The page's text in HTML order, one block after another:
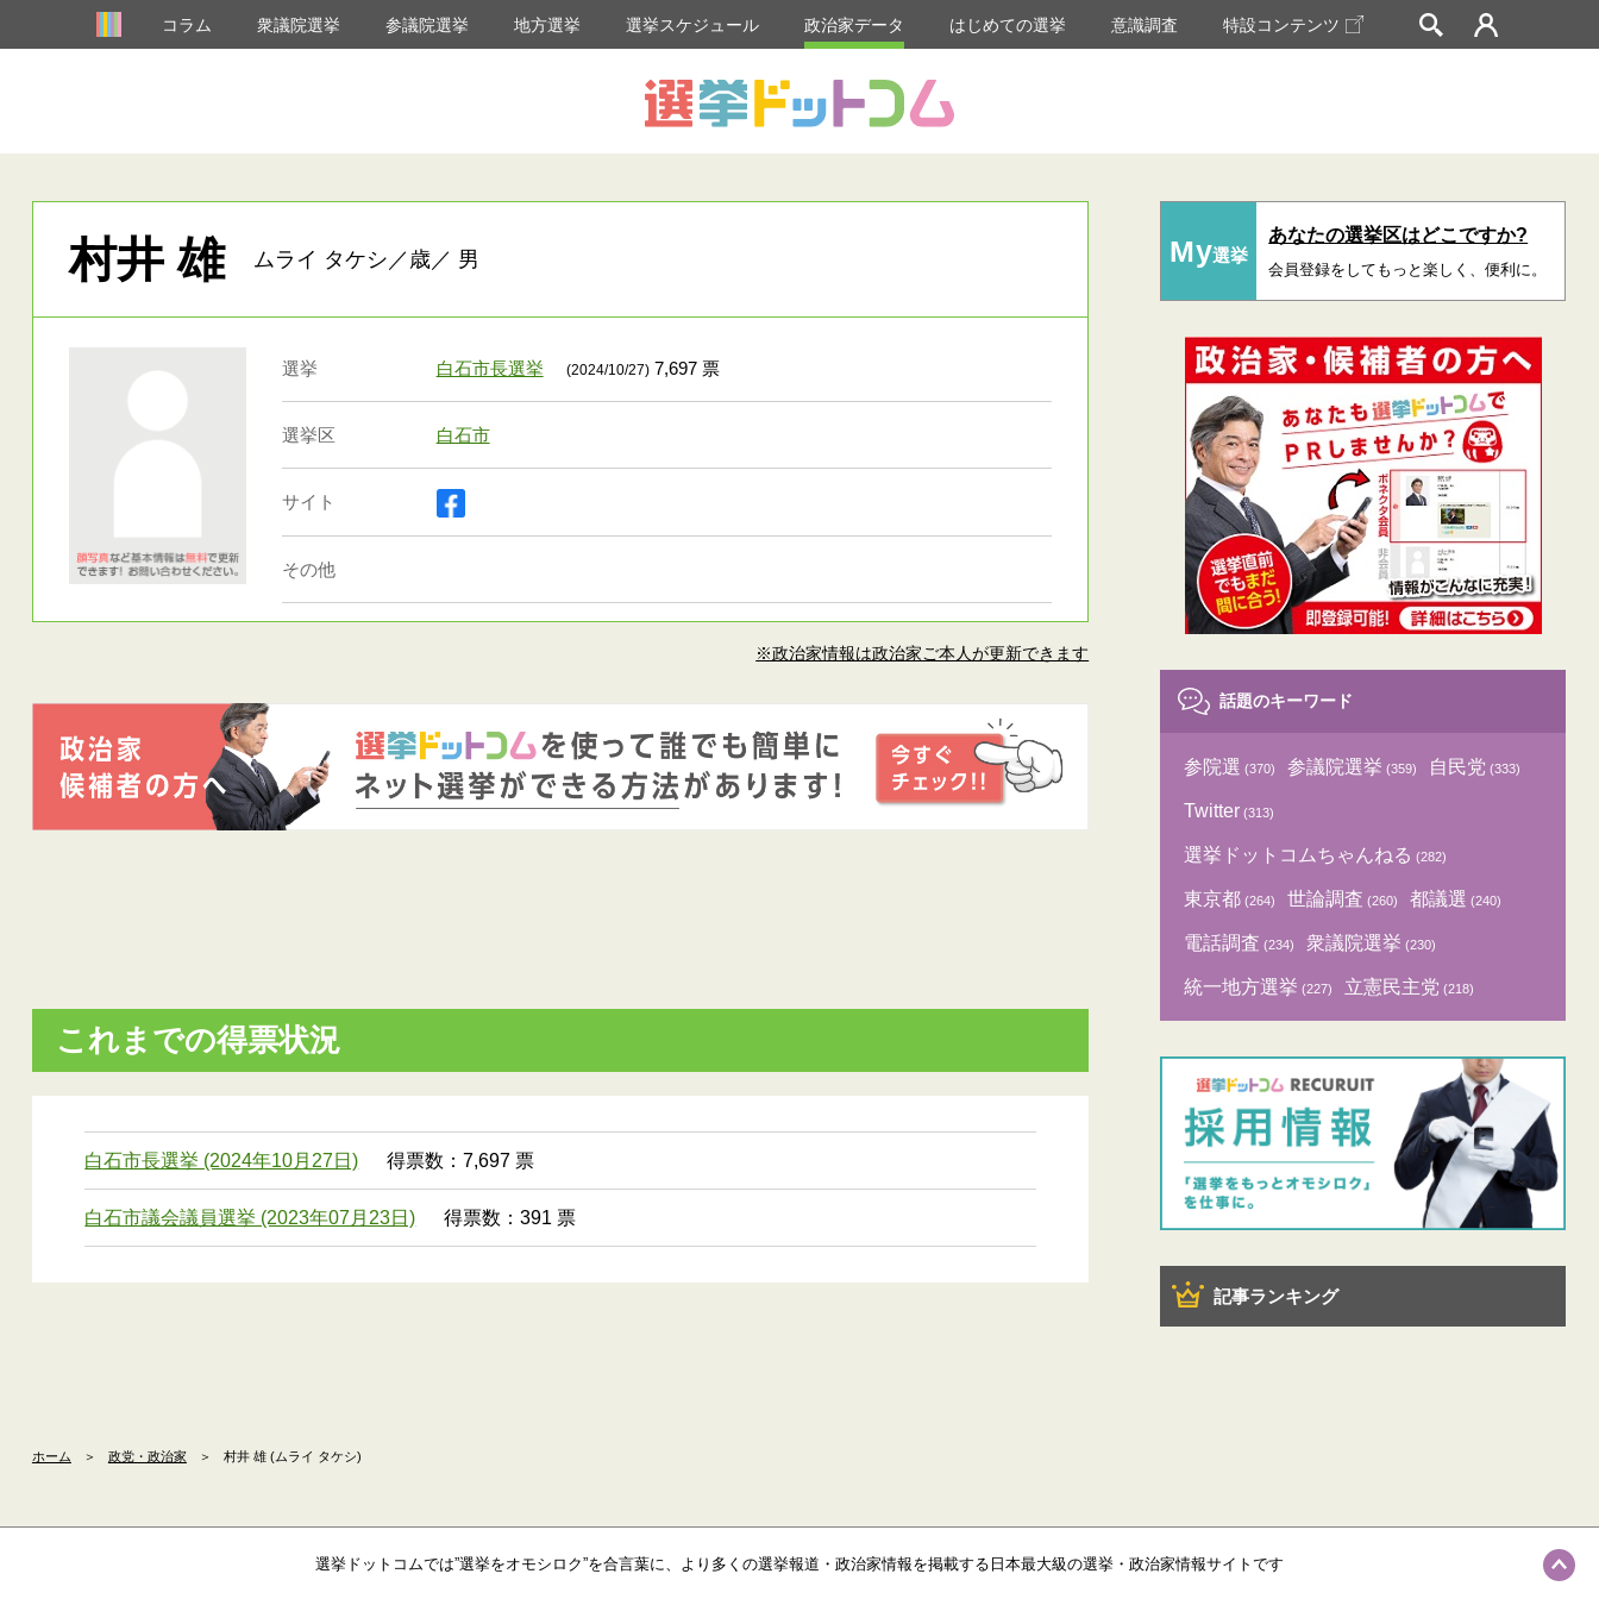
コラム 衆議院選挙 参議院選挙 地方選挙 選挙スケジュール 政治家データ はじめての選挙 意識調査 特設コンテンツ
村井 雄 ムライ タケシ／歳／ 男
選挙 白石市長選挙 (2024/10/27)7,697 票
選挙区 白石市
サイト
その他
※政治家情報は政治家ご本人が更新できます
これまでの得票状況
白石市長選挙 (2024年10月27日) 得票数：7,697 票
白石市議会議員選挙 (2023年07月23日) 得票数：391 票
My選挙
あなたの選挙区はどこですか?
会員登録をしてもっと楽しく、便利に。
話題のキーワード
参院選 (370) 参議院選挙 (359) 自民党 (333)
Twitter (313)
選挙ドットコムちゃんねる (282)
東京都 (264) 世論調査 (260) 都議選 (240)
電話調査 (234) 衆議院選挙 (230)
統一地方選挙 (227) 立憲民主党 (218)
記事ランキング
ホーム ＞ 政党・政治家 ＞ 村井 雄 (ムライ タケシ)
選挙ドットコムでは”選挙をオモシロク”を合言葉に、より多くの選挙報道・政治家情報を掲載する日本最大級の選挙・政治家情報サイトです